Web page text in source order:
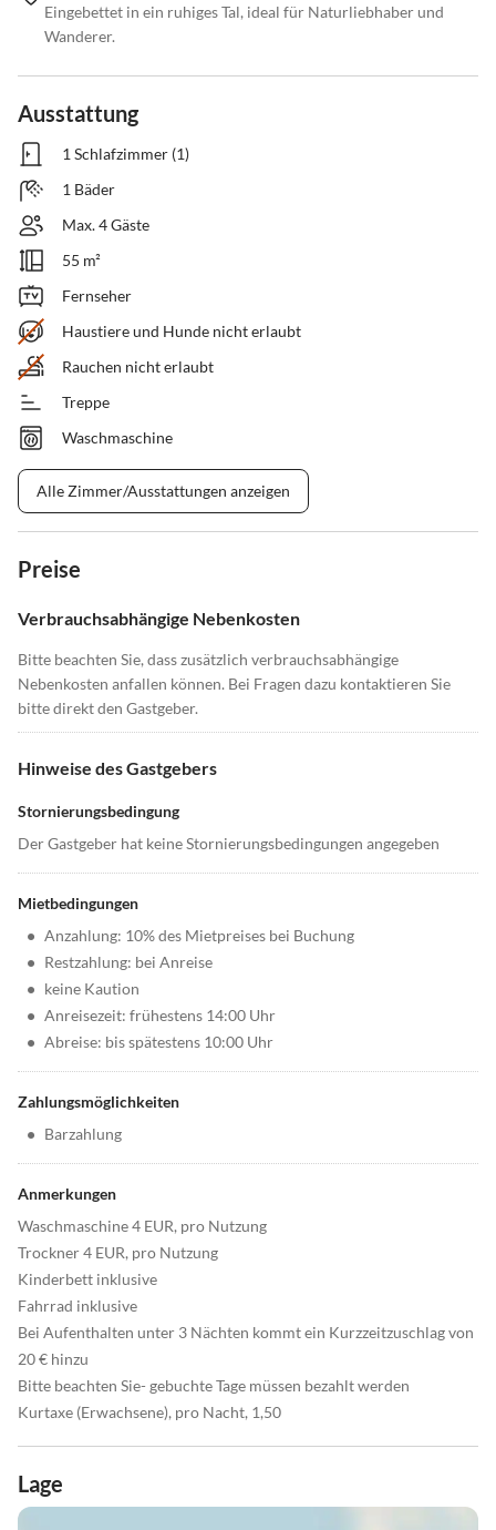
Eingebettet in ein ruhiges Tal, ideal für Naturliebhaber und
Wanderer.
Ausstattung
1 Schlafzimmer (1)
1 Bäder
Max. 4 Gäste
55 m²
Fernseher
Haustiere und Hunde nicht erlaubt
Rauchen nicht erlaubt
Treppe
Waschmaschine
Alle Zimmer/Ausstattungen anzeigen
Preise
Verbrauchsabhängige Nebenkosten
Bitte beachten Sie, dass zusätzlich verbrauchsabhängige
Nebenkosten anfallen können. Bei Fragen dazu kontaktieren Sie
bitte direkt den Gastgeber.
Hinweise des Gastgebers
Stornierungsbedingung
Der Gastgeber hat keine Stornierungsbedingungen angegeben
Mietbedingungen
• Anzahlung: 10% des Mietpreises bei Buchung
• Restzahlung: bei Anreise
• keine Kaution
• Anreisezeit: frühestens 14:00 Uhr
• Abreise: bis spätestens 10:00 Uhr
Zahlungsmöglichkeiten
• Barzahlung
Anmerkungen
Waschmaschine 4 EUR, pro Nutzung
Trockner 4 EUR, pro Nutzung
Kinderbett inklusive
Fahrrad inklusive
Bei Aufenthalten unter 3 Nächten kommt ein Kurzzeitzuschlag von
20 € hinzu
Bitte beachten Sie- gebuchte Tage müssen bezahlt werden
Kurtaxe (Erwachsene), pro Nacht, 1,50
Lage